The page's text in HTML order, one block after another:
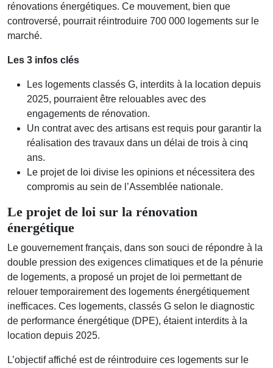
rénovations énergétiques. Ce mouvement, bien que
controversé, pourrait réintroduire 700 000 logements sur le
marché.
Les 3 infos clés
Les logements classés G, interdits à la location depuis
2025, pourraient être relouables avec des
engagements de rénovation.
Un contrat avec des artisans est requis pour garantir la
réalisation des travaux dans un délai de trois à cinq
ans.
Le projet de loi divise les opinions et nécessitera des
compromis au sein de l’Assemblée nationale.
Le projet de loi sur la rénovation
énergétique
Le gouvernement français, dans son souci de répondre à la
double pression des exigences climatiques et de la pénurie
de logements, a proposé un projet de loi permettant de
relouer temporairement des logements énergétiquement
inefficaces. Ces logements, classés G selon le diagnostic
de performance énergétique (DPE), étaient interdits à la
location depuis 2025.
L’objectif affiché est de réintroduire ces logements sur le